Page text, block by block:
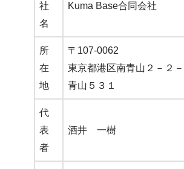
社
名
Kuma Base合同会社
所
在
地
〒107-0062
東京都港区南青山２－２
青山５３１
代
表
者
酒井 一樹